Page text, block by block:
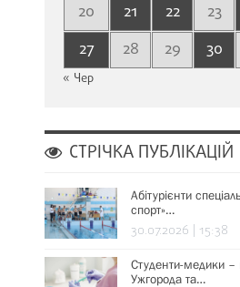
20
21 22 23
27
28 29 30
« Чер
СТРІЧКА ПУБЛІКАЦІЙ
Абітурієнти
спорт»…
30.07.2026 | 15:38
Студенти-медики –
Ужгорода та…